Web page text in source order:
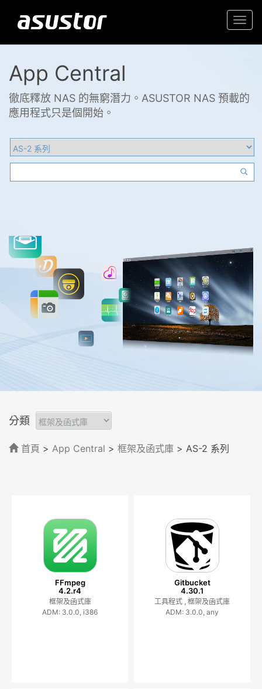
App Central
徹底釋放 NAS 的無窮潛力。ASUSTOR NAS 預載的
應用程式只是個開始。
分類
首頁 > App Central > 框架及函式庫 > AS-2 系列
FFmpeg
4.2.r4
框架及函式庫
ADM: 3.0.0, i386
Gitbucket
4.30.1
工具程式 , 框架及函式庫
ADM: 3.0.0, any